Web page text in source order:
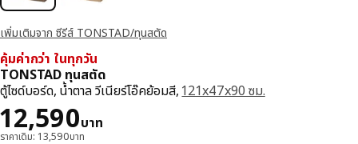
เพิ่มเติมจาก ซีรีส์ TONSTAD/ทุนสตัด
คุ้มค่ากว่า ในทุกวัน
TONSTAD ทุนสตัด
ตู้ไซด์บอร์ด, น้ำตาล วีเนียร์โอ๊คย้อมสี, 121x47x90 ซม.
12,590บาท
ราคา 12590บาท
ราคาเดิม: 13,590บาท